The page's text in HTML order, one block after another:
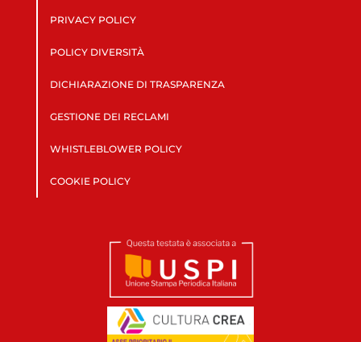
PRIVACY POLICY
POLICY DIVERSITÀ
DICHIARAZIONE DI TRASPARENZA
GESTIONE DEI RECLAMI
WHISTLEBLOWER POLICY
COOKIE POLICY